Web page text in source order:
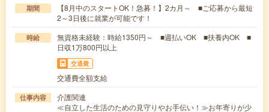
期間
【8月中のスタートOK！急募！】2カ月～ ■ご応募から最短
2～3日後に就業が可能です！
時給
無資格未経験：時給1350円～ ■週払いOK ■扶養内OK ■
日収1万800円以上
交通費
交通費全額支給
仕事内容
介護関連
≪自立した生活のための見守りやお手伝い！≫お年寄りが少